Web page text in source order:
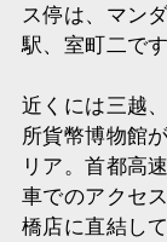
ス停は、マン
駅、室町二です
近くには三越
所貨幣博物館
リア。首都高
車でのアクセ
橋店に直結し